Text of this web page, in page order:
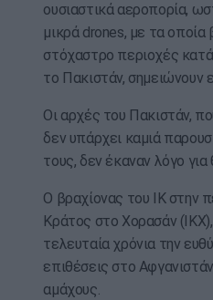
ουσιαστικά αεροπορία,
μικρά drones, με τα
στόχαστρο περιοχές
το Πακιστάν, σημειώνουν
Οι αρχές του Πακιστάν,
δεν υπάρχει καμιά
τους, δεν έκαναν λόγο για
Ο βραχίονας του ΙΚ στην
Κράτος στο Χορασάν
τελευταία χρόνια την
επιθέσεις στο
αμάχους.